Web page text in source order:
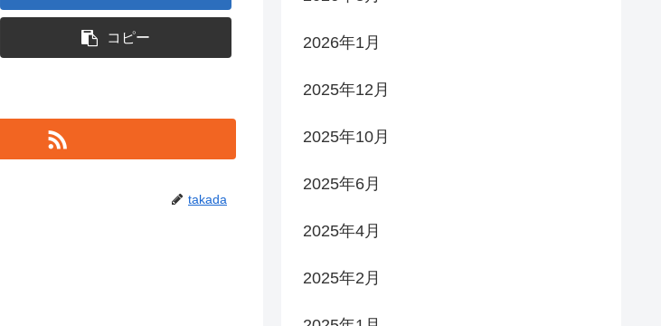
コピー
takada
2026年1月
2025年12月
2025年10月
2025年6月
2025年4月
2025年2月